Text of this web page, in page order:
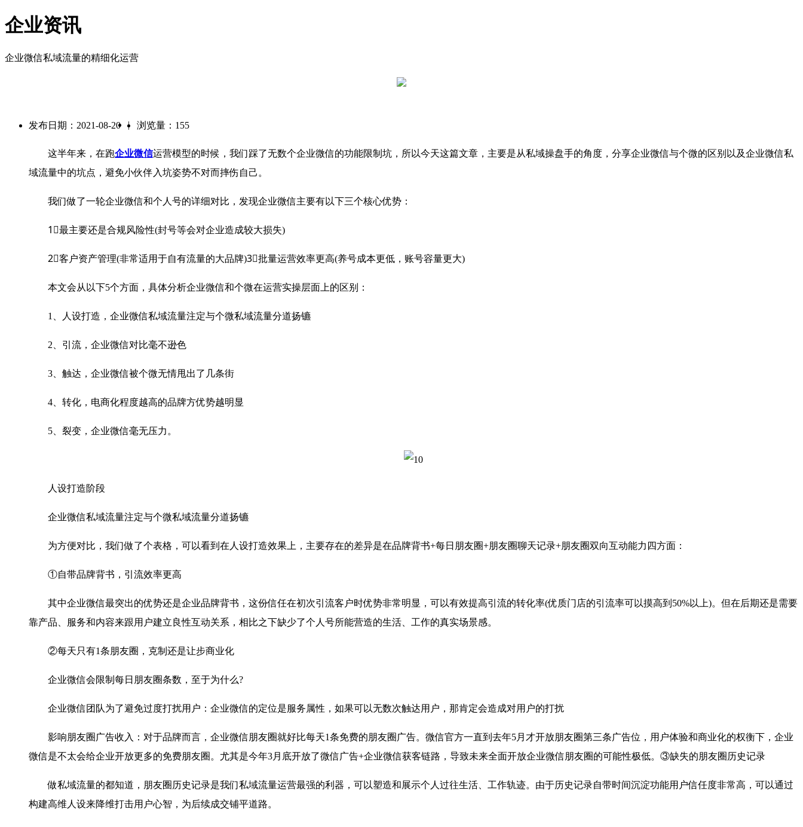
企业资讯
企业微信私域流量的精细化运营
发布日期：2021-08-20 | 浏览量：155
这半年来，在跑企业微信运营模型的时候，我们踩了无数个企业微信的功能限制坑，所以今天这篇文章，主要是从私域操盘手的角度，分享企业微信与个微的区别以及企业微信私
域流量中的坑点，避免小伙伴入坑姿势不对而摔伤自己。
我们做了一轮企业微信和个人号的详细对比，发现企业微信主要有以下三个核心优势：
1⃣️最主要还是合规风险性(封号等会对企业造成较大损失)
2⃣️客户资产管理(非常适用于自有流量的大品牌)3⃣️批量运营效率更高(养号成本更低，账号容量更大)
本文会从以下5个方面，具体分析企业微信和个微在运营实操层面上的区别：
1、人设打造，企业微信私域流量注定与个微私域流量分道扬镳
2、引流，企业微信对比毫不逊色
3、触达，企业微信被个微无情甩出了几条街
4、转化，电商化程度越高的品牌方优势越明显
5、裂变，企业微信毫无压力。
人设打造阶段
企业微信私域流量注定与个微私域流量分道扬镳
为方便对比，我们做了个表格，可以看到在人设打造效果上，主要存在的差异是在品牌背书+每日朋友圈+朋友圈聊天记录+朋友圈双向互动能力四方面：
①自带品牌背书，引流效率更高
其中企业微信最突出的优势还是企业品牌背书，这份信任在初次引流客户时优势非常明显，可以有效提高引流的转化率(优质门店的引流率可以摸高到50%以上)。但在后期还是需要
靠产品、服务和内容来跟用户建立良性互动关系，相比之下缺少了个人号所能营造的生活、工作的真实场景感。
②每天只有1条朋友圈，克制还是让步商业化
企业微信会限制每日朋友圈条数，至于为什么?
企业微信团队为了避免过度打扰用户：企业微信的定位是服务属性，如果可以无数次触达用户，那肯定会造成对用户的打扰
影响朋友圈广告收入：对于品牌而言，企业微信朋友圈就好比每天1条免费的朋友圈广告。微信官方一直到去年5月才开放朋友圈第三条广告位，用户体验和商业化的权衡下，企业
微信是不太会给企业开放更多的免费朋友圈。尤其是今年3月底开放了微信广告+企业微信获客链路，导致未来全面开放企业微信朋友圈的可能性极低。③缺失的朋友圈历史记录
做私域流量的都知道，朋友圈历史记录是我们私域流量运营最强的利器，可以塑造和展示个人过往生活、工作轨迹。由于历史记录自带时间沉淀功能用户信任度非常高，可以通过
构建高维人设来降维打击用户心智，为后续成交铺平道路。